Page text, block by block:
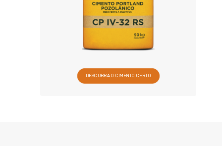
DESCUBRA O CIMENTO CERTO